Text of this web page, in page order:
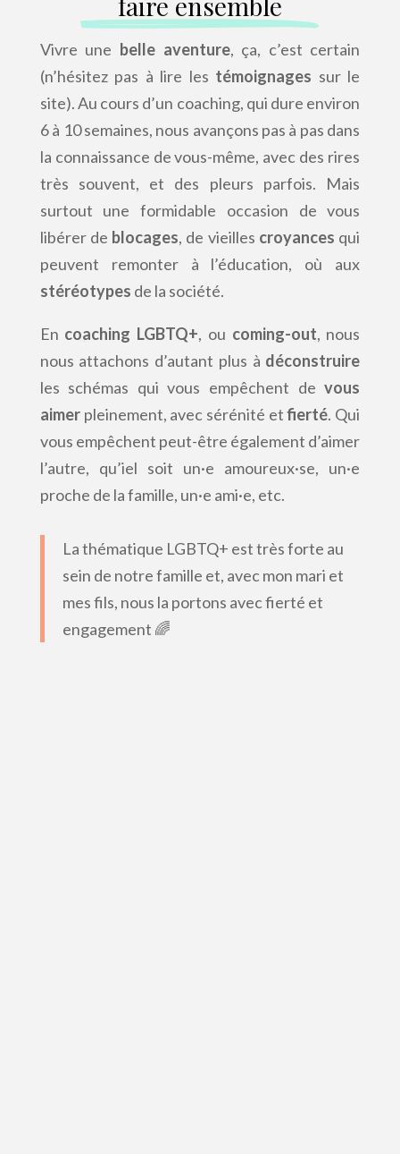
Vivre une belle aventure, ça, c’est certain
(n’hésitez pas à lire les témoignages sur le
site). Au cours d’un coaching, qui dure environ
6 à 10 semaines, nous avançons pas à pas dans
la connaissance de vous-même, avec des rires
très souvent, et des pleurs parfois. Mais
surtout une formidable occasion de vous
libérer de blocages, de vieilles croyances qui
peuvent remonter à l’éducation, où aux
stéréotypes de la société.
En coaching LGBTQ+, ou coming-out, nous
nous attachons d’autant plus à déconstruire
les schémas qui vous empêchent devous
aimerpleinement, avec sérénité etfierté. Qui
vous empêchent peut-être également d’aimer
l’autre, qu’iel soit un·e amoureux·se, un·e
proche de la famille, un·e ami·e, etc.
La thématique LGBTQ+ est très forte au
sein de notre famille et, avec mon mari et
mes fils, nous la portons avec fierté et
engagement 🌈